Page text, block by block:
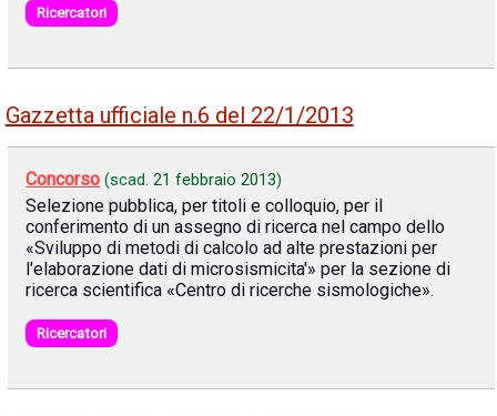
Ricercatori
Gazzetta ufficiale n.6 del 22/1/2013
Concorso (scad.21 febbraio 2013)
Selezione pubblica, per titoli e colloquio, per il
conferimento di un assegno di ricerca nel campo dello
«Sviluppo di metodi di calcolo ad alte prestazioni per
l'elaborazione dati di microsismicita'» per la sezione di
ricerca scientifica «Centro di ricerche sismologiche».
Ricercatori